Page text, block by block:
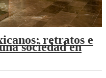
retratos e
sociedad en